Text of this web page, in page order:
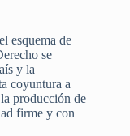
esquema de
se
y la
coyuntura a
producción de
firme y con